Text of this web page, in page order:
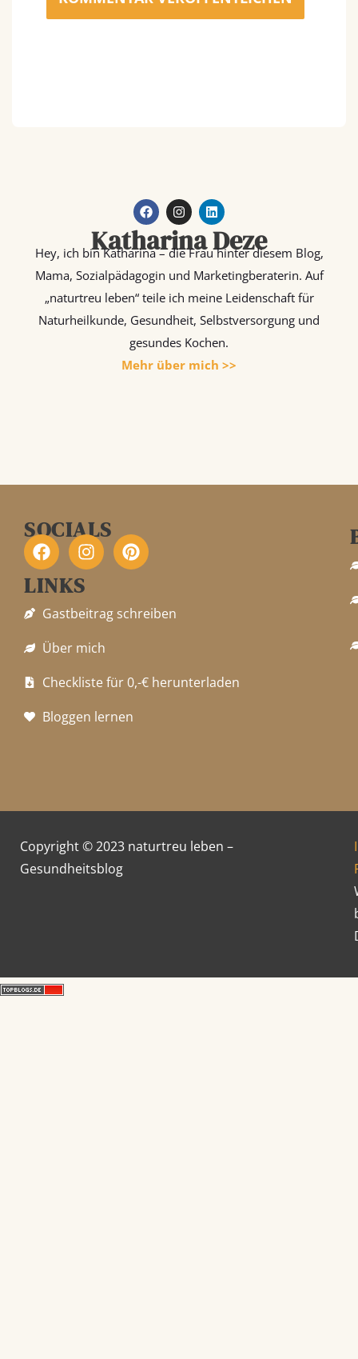
F
a
c
e
b
o
o
k
I
n
s
t
a
g
a
m
L
i
n
k
e
d
n
Katharina Deze
Hey, ich bin Katharina – die Frau hinter diesem Blog,
Mama, Sozialpädagogin und Marketingberaterin. Auf
„naturtreu leben“ teile ich meine Leidenschaft für
Naturheilkunde, Gesundheit, Selbstversorgung und
gesundes Kochen.
Mehr über mich >>
SOCIALS
F
a
e
b
o
o
k
I
t
a
g
a
m
P
t
e
s
LINKS
Gastbeitrag schreiben
Über mich
Checkliste für 0,-€ herunterladen
Bloggen lernen
Copyright © 2023 naturtreu leben –
Gesundheitsblog